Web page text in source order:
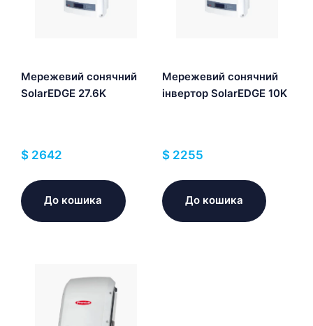
Мережевий сонячний
SolarEDGE 27.6K
$ 2642
До кошика
Мережевий сонячний
інвертор SolarEDGE 10K
$2255
До кошика